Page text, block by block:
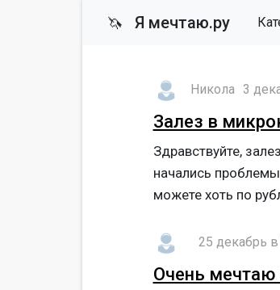
🦄 Я мечтаю.ру
Никола 3
Залез в
Здравствуйте,
начались
можете хоть по
25 декабрь в
Очень мечтаю